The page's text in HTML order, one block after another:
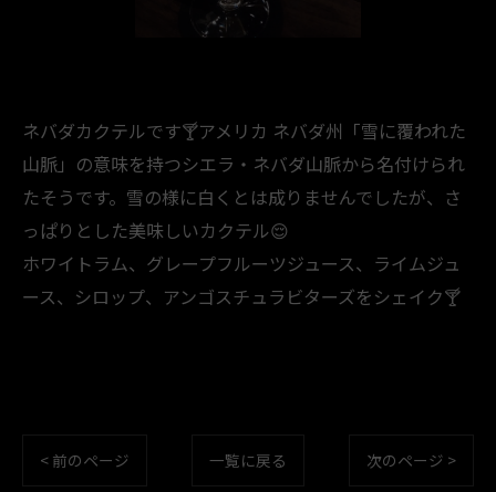
ネバダカクテルです🍸️アメリカ ネバダ州「雪に覆われた
山脈」の意味を持つシエラ・ネバダ山脈から名付けられ
たそうです。雪の様に白くとは成りませんでしたが、さ
っぱりとした美味しいカクテル😌
ホワイトラム、グレープフルーツジュース、ライムジュ
ース、シロップ、アンゴスチュラビターズをシェイク🍸️
< 前のページ 一覧に戻る 次のページ >